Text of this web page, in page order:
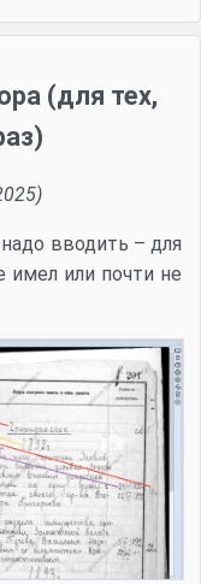
(для тех,
вводить – для
имел или почти не